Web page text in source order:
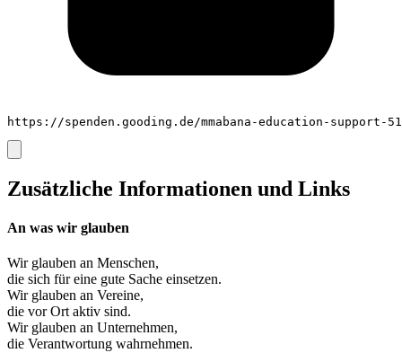
https://spenden.gooding.de/mmabana-education-support-
Zusätzliche Informationen und Links
An was wir glauben
Wir glauben an Menschen,
die sich für eine gute Sache einsetzen.
Wir glauben an Vereine,
die vor Ort aktiv sind.
Wir glauben an Unternehmen,
die Verantwortung wahrnehmen.